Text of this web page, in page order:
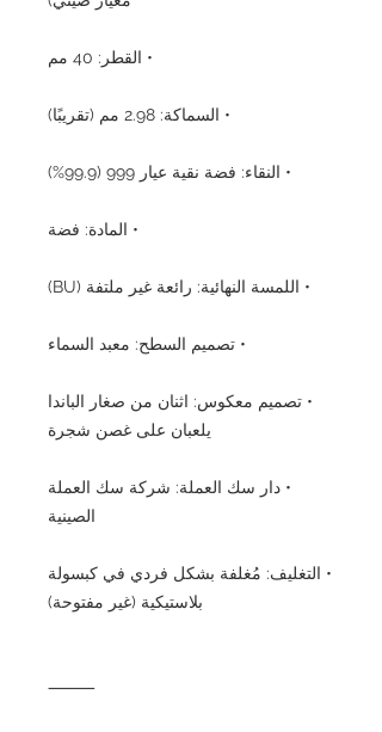
• القطر: 40 مم
• السماكة: 2.98 مم (تقريبًا)
• النقاء: فضة نقية عيار 999 (99.9%)
• المادة: فضة
• اللمسة النهائية: رائعة غير ملتفة (BU)
• تصميم السطح: معبد السماء
• تصميم معكوس: اثنان من صغار الباندا
يلعبان على غصن شجرة
• دار سك العملة: شركة سك العملة
الصينية
• التغليف: مُغلفة بشكل فردي في كبسولة
بلاستيكية (غير مفتوحة)
⸻